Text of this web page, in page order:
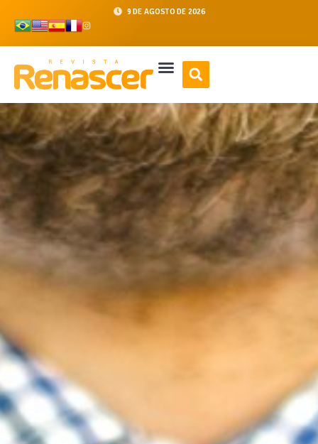
9 DE AGOSTO DE 2026